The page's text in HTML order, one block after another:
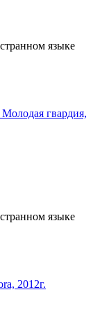
языке
гвардия,
языке
2012г.